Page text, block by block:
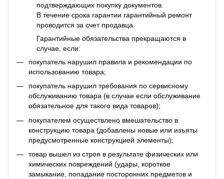
подтверждающих покупку документов.
В течение срока гарантии гарантийный ремонт
проводится за счет продавца.
Гарантийные обязательства прекращаются в
случае, если:
покупатель нарушил правила и рекомендации по
использованию товара;
покупатель нарушил требования по сервисному
обслуживанию товара (в случае если обслуживание
обязательное для такого вида товаров);
покупателем осуществлено вмешательство в
конструкцию товара (добавлены новые или изъяты
предусмотренные конструкцией элементы);
товар вышел из строя в результате физических или
химических повреждений (удары, короткое
замыкание, попадание посторонних предметов и